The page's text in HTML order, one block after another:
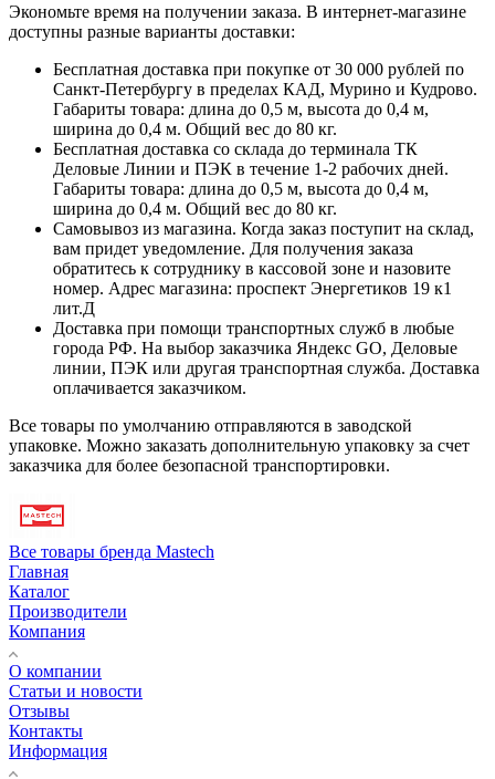
Экономьте время на получении заказа. В интернет-магазине
доступны разные варианты доставки:
Бесплатная доставка при покупке от 30 000 рублей по
Санкт-Петербургу в пределах КАД, Мурино и Кудрово.
Габариты товара: длина до 0,5 м, высота до 0,4 м,
ширина до 0,4 м. Общий вес до 80 кг.
Бесплатная доставка со склада до терминала ТК
Деловые Линии и ПЭК в течение 1-2 рабочих дней.
Габариты товара: длина до 0,5 м, высота до 0,4 м,
ширина до 0,4 м. Общий вес до 80 кг.
Самовывоз из магазина. Когда заказ поступит на склад,
вам придет уведомление. Для получения заказа
обратитесь к сотруднику в кассовой зоне и назовите
номер. Адрес магазина: проспект Энергетиков 19 к1
лит.Д
Доставка при помощи транспортных служб в любые
города РФ. На выбор заказчика Яндекс GO, Деловые
линии, ПЭК или другая транспортная служба. Доставка
оплачивается заказчиком.
Все товары по умолчанию отправляются в заводской
упаковке. Можно заказать дополнительную упаковку за счет
заказчика для более безопасной транспортировки.
Все товары бренда Mastech
Главная
Каталог
Производители
Компания
О компании
Статьи и новости
Отзывы
Контакты
Информация